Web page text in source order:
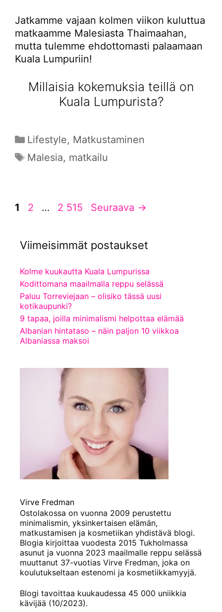
Jatkamme vajaan kolmen viikon kuluttua
matkaamme Malesiasta Thaimaahan,
mutta tulemme ehdottomasti palaamaan
Kuala Lumpuriin!
Millaisia kokemuksia teillä on
Kuala Lumpurista?
Kategoriat
Lifestyle, Matkustaminen
Avainsanat
Malesia, matkailu
Sivu
1 Sivu
2 … Sivu
2 515 Seuraava →
Viimeisimmät postaukset
Kolme kuukautta Kuala Lumpurissa
Kodittomana maailmalla reppu selässä
Paluu Torreviejaan – olisiko tässä uusi
kotikaupunki?
9 tapaa, joilla minimalismi helpottaa elämää
Albanian hintataso – näin paljon 10 viikkoa
Albaniassa maksoi
Virve Fredman
Ostolakossa on vuonna 2009 perustettu
minimalismin, yksinkertaisen elämän,
matkustamisen ja kosmetiikan yhdistävä blogi.
Blogia kirjoittaa vuodesta 2015 Tukholmassa
asunut ja vuonna 2023 maailmalle reppu selässä
muuttanut 37-vuotias Virve Fredman, joka on
koulutukseltaan estenomi ja kosmetiikkamyyjä.
Blogi tavoittaa kuukaudessa 45 000 uniikkia
kävijää (10/2023).